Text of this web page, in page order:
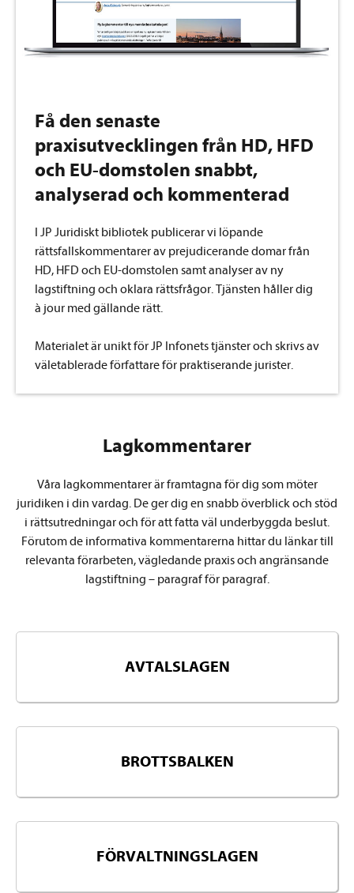
Få den senaste
praxisutvecklingen från HD, HFD
och EU-domstolen snabbt,
analyserad och kommenterad
I JP Juridiskt bibliotek publicerar vi löpande
rättsfallskommentarer av prejudicerande domar från
HD, HFD och EU-domstolen samt analyser av ny
lagstiftning och oklara rättsfrågor.Tjänsten håller dig
à jour med gällande rätt.
Materialet är unikt för JP Infonets tjänster och skrivs av
väletablerade författare för praktiserande jurister.
Lagkommentarer
Våra lagkommentarer är framtagna för dig som möter
juridiken i din vardag. De ger dig en snabb överblick och stöd
i rättsutredningar och för att fatta väl underbyggda beslut.
Förutom de informativa kommentarerna hittar du länkar till
relevanta förarbeten, vägledande praxis och angränsande
lagstiftning – paragraf för paragraf.
AVTALSLAGEN
BROTTSBALKEN
FÖRVALTNINGSLAGEN